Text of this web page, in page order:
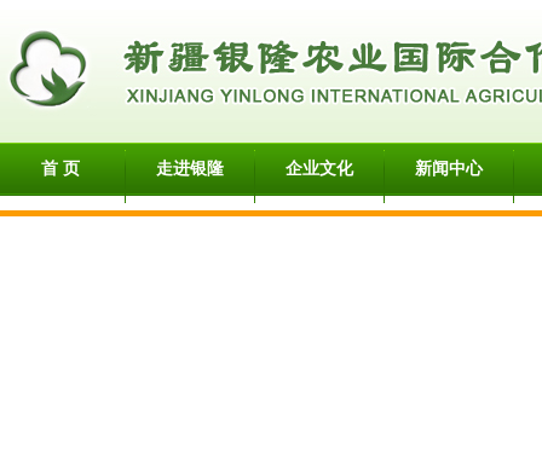
首 页 走进银隆 企业文化 新闻中心